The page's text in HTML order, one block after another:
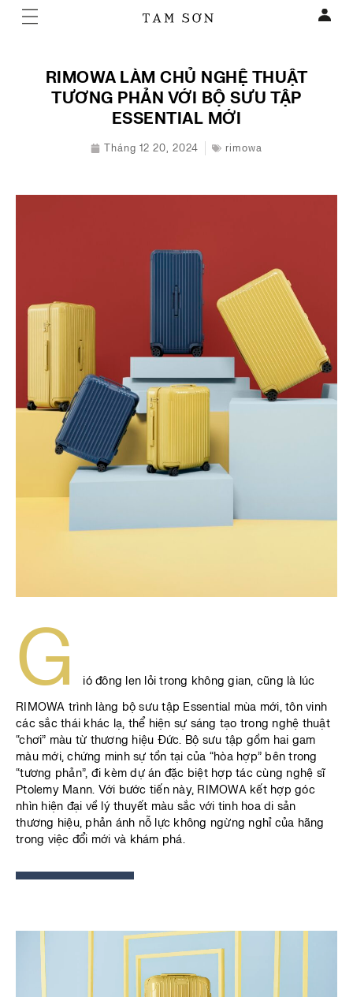
RIMOWA LÀM CHỦ NGHỆ THUẬT
TƯƠNG PHẢN VỚI BỘ SƯU TẬP
ESSENTIAL MỚI
Tháng 12 20, 2024 rimowa
G
ió đông len lỏi trong không gian, cũng là lúc
RIMOWA trình làng bộ sưu tập Essential mùa mới, tôn vinh
các sắc thái khác lạ, thể hiện sự sáng tạo trong nghệ thuật
“chơi” màu từ thương hiệu Đức. Bộ sưu tập gồm hai gam
màu mới, chứng minh sự tồn tại của “hòa hợp” bên trong
“tương phản”, đi kèm dự án đặc biệt hợp tác cùng nghệ sĩ
Ptolemy Mann. Với bước tiến này, RIMOWA kết hợp góc
nhìn hiện đại về lý thuyết màu sắc với tinh hoa di sản
thương hiệu, phản ánh nỗ lực không ngừng nghỉ của hãng
trong việc đổi mới và khám phá.